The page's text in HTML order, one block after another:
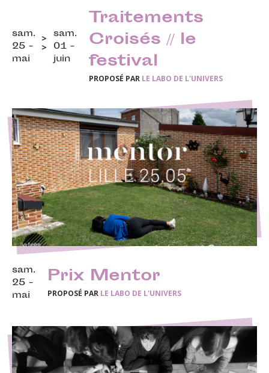
sam.
25 -
mai
sam.
01 -
juin
Traitements
Croisés // le
festival
PROPOSÉ PAR LE LABO DE L'UNIVERS
sam.
25 -
mai
Prix Mentor
PROPOSÉ PAR LE LABO DE L'UNIVERS